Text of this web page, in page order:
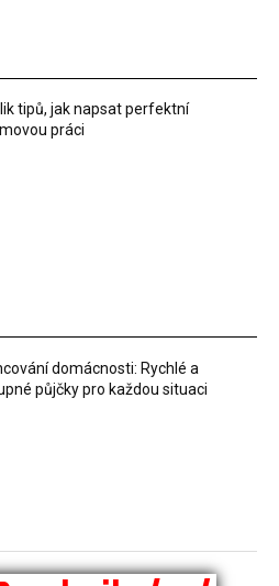
tipů, jak napsat perfektní
práci
domácnosti: Rychlé a
půjčky pro každou situaci